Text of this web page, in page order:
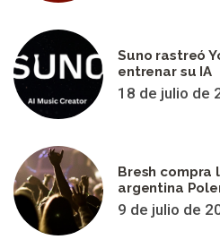
Suno rastreó
entrenar su IA
18 de julio de
Bresh compra
argentina
9 de julio de